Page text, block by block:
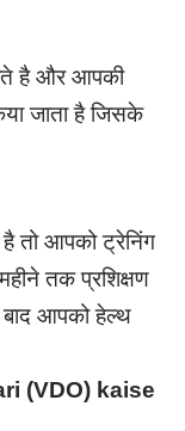
है और आपकी
जाता है जिसके
है तो आपको ट्रेनिंग
तक प्रशिक्षण
बाद आपको हेल्थ
(VDO) kaise